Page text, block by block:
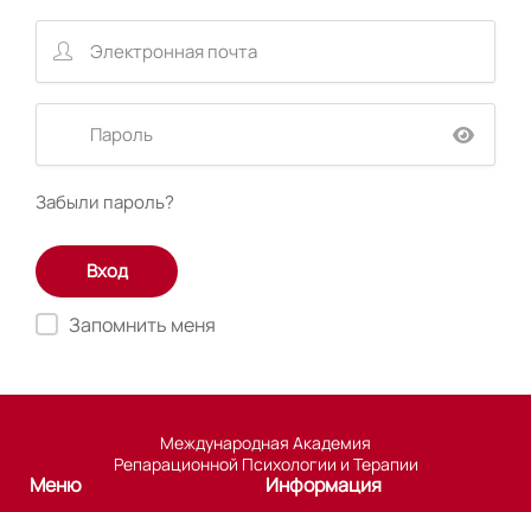
Забыли пароль?
Запомнить меня
Международная Академия
Репарационной Психологии и Терапии
Меню Информация